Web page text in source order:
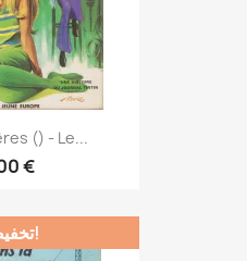
() - Le...
€
تخفيضات!